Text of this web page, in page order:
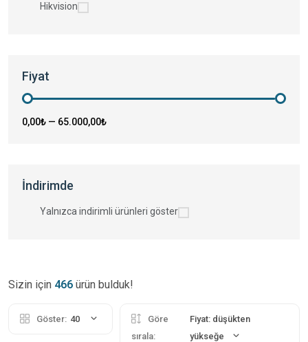
Hikvision
Fiyat
0,00₺ — 65.000,00₺
İndirimde
Yalnızca indirimli ürünleri göster
Sizin için 466 ürün bulduk!
Göster: 40
Göre
sırala:
Fiyat: düşükten
yükseğe